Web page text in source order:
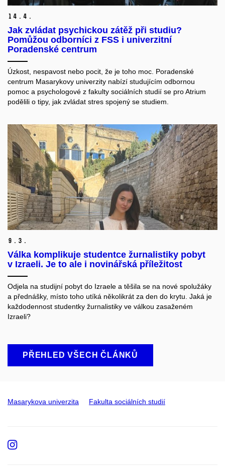
14. 4.
Jak zvládat psychickou zátěž při studiu?
Pomůžou odborníci z FSS i univerzitní
Poradenské centrum
Úzkost, nespavost nebo pocit, že je toho moc. Poradenské
centrum Masarykovy univerzity nabízí studujícím odbornou
pomoc a psychologové z fakulty sociálních studií se pro Atrium
podělili o tipy, jak zvládat stres spojený se studiem.
9. 3.
Válka komplikuje studentce žurnalistiky pobyt
v Izraeli. Je to ale i novinářská příležitost
Odjela na studijní pobyt do Izraele a těšila se na nové spolužáky
a přednášky, místo toho utíká několikrát za den do krytu. Jaká je
každodennost studentky žurnalistiky ve válkou zasaženém
Izraeli?
PŘEHLED VŠECH ČLÁNKŮ
Masarykova univerzita Fakulta sociálních studií
Instagram